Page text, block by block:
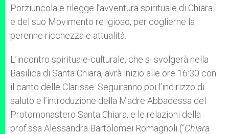
Porziuncola e rilegge l’avventura spirituale di Chiara
e del suo Movimento religioso, per coglierne la
perenne ricchezza e attualità.
L’incontro spirituale-culturale, che si svolgerà nella
Basilica di Santa Chiara, avrà inizio alle ore 16:30 con
il canto delle Clarisse. Seguiranno poi l’indirizzo di
saluto e l’introduzione della Madre Abbadessa del
Protomonastero Santa Chiara, e le relazioni della
prof.ssa Alessandra Bartolomei Romagnoli (“Chiara